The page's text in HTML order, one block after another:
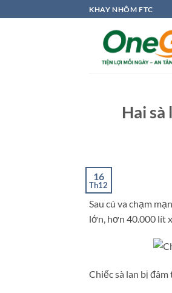
qua
KHAY NHÔM FTC
Hai
16
Th12
Sau cú va chạm
lớn, hơn 40.000 lít
Chiếc sà lan bị